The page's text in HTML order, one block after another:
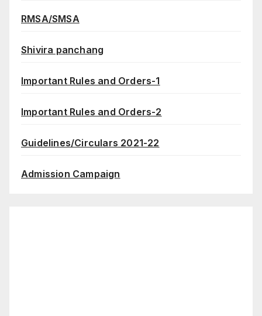
RMSA/SMSA
Shivira panchang
Important Rules and Orders-1
Important Rules and Orders-2
Guidelines/Circulars 2021-22
Admission Campaign